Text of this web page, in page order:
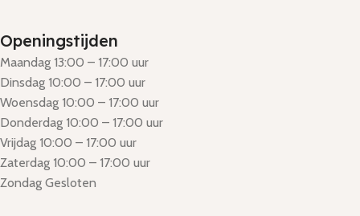
Openingstijden
Maandag 13:00 – 17:00 uur
Dinsdag 10:00 – 17:00 uur
Woensdag 10:00 – 17:00 uur
Donderdag 10:00 – 17:00 uur
Vrijdag 10:00 – 17:00 uur
Zaterdag 10:00 – 17:00 uur
Zondag Gesloten